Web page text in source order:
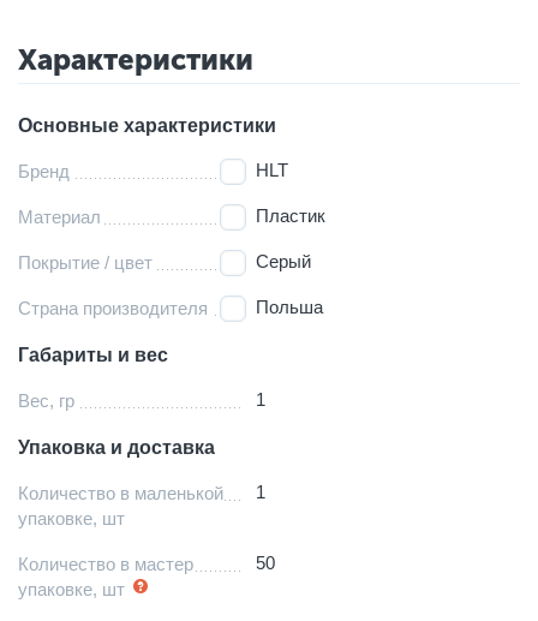
Характеристики
Основные характеристики
Бренд HLT
Материал Пластик
Покрытие / цвет Серый
Страна производителя Польша
Габариты и вес
Вес, гр 1
Упаковка и доставка
Количество в маленькой
упаковке, шт
1
Количество в мастер
упаковке, шт
50